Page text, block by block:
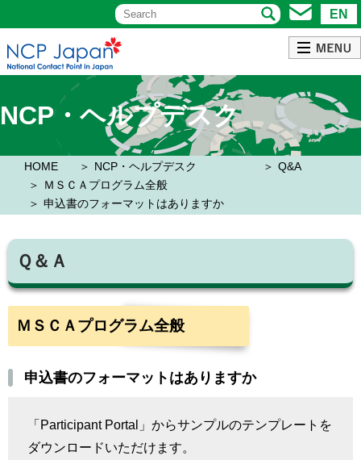
EN
NCP・ヘルプデスク
HOME NCP・ヘルプデスク
Q&A
ＭＳＣＡプログラム全般
申込書のフォーマットはありますか
Ｑ＆Ａ
ＭＳＣＡプログラム全般
申込書のフォーマットはありますか
「Participant Portal」からサンプルのテンプレートを
ダウンロードいただけます。